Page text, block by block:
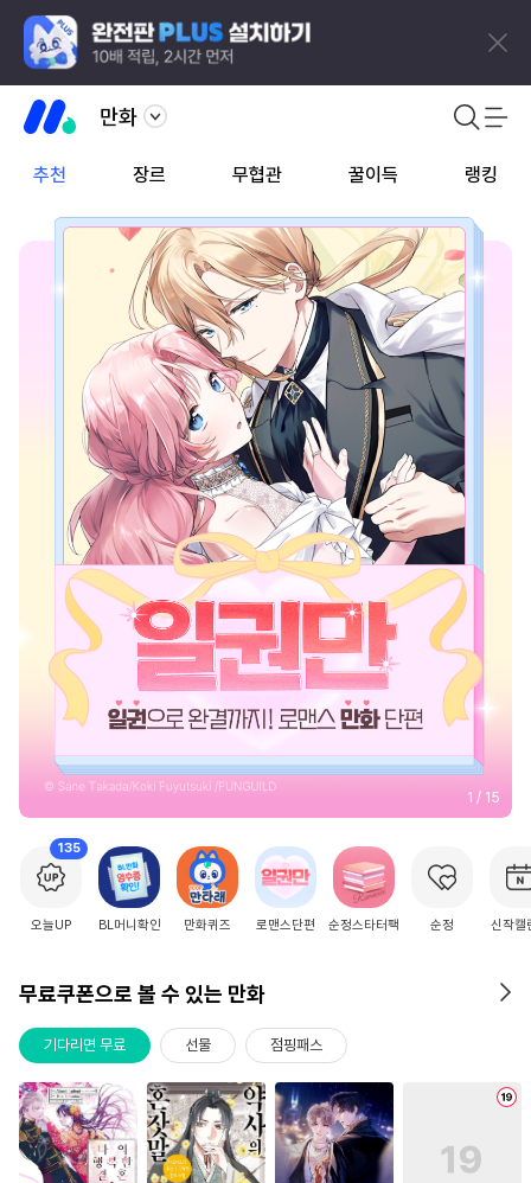
만화
추천 장르 무협관 꿀이득 랭킹
2 / 15
135
오늘UP BL머니확인 만화퀴즈 로맨스단편 순정스타터팩 순정 신작캘
무료쿠폰으로 볼 수 있는 만화
기다리면 무료 선물 점핑패스